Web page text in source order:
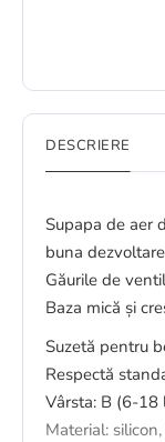
DESCRIERE
Supapa de aer
buna
Găurile de
Baza mică și
Suzetă pentru
Respectă
Vârsta: B (6-18
Material: